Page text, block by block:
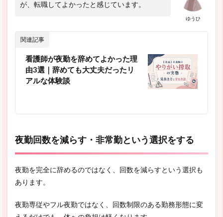
ゆうひ
が、転職してよかったと感じています。
関連記事
看護師が夜勤を辞めてよかった理
由3選｜辞めても大丈夫だったリ
アルな体験談
夜勤回数を減らす・非常勤という選択をする
夜勤を完全に辞めるのではなく、回数を減らすという選択も
あります。
夜勤専従やフル夜勤ではなく、回数制限のある勤務形態に変